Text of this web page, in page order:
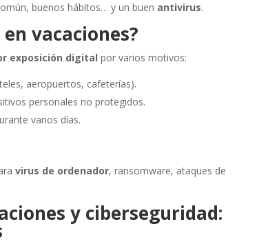
buenos hábitos… y un buen antivirus.
vacaciones?
exposición digital por varios motivos:
aeropuertos, cafeterías).
personales no protegidos.
varios días.
virus de ordenador, ransomware, ataques de
y ciberseguridad: